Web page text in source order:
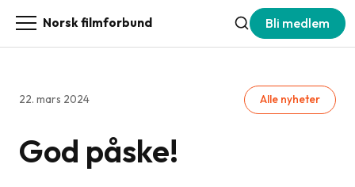
Norsk filmforbund Bli medlem
22. mars 2024 Alle nyheter
God påske!